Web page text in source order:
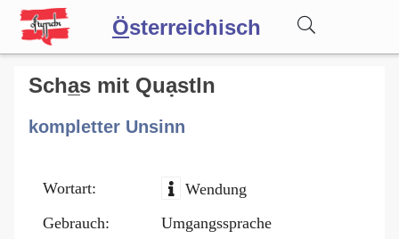
Österreichisch
Wörterbuch
Forum
Blog
Scha̲s mit Quạstln
kompletter Unsinn
Wortart:
Wendung
Gebrauch:
Umgangssprache